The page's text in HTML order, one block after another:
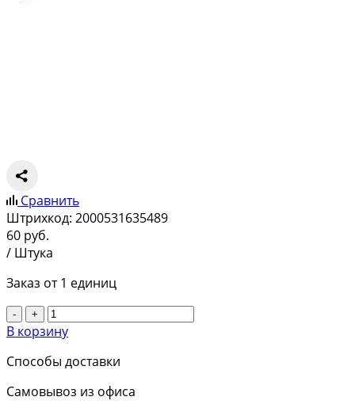
Сравнить
Штрихкод: 2000531635489
60 руб.
/ Штука
Заказ от 1 единиц
- +
В корзину
Способы доставки
Самовывоз из офиса